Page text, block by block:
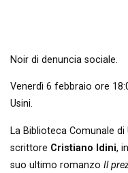
Noir di denuncia sociale.
Venerdì 6 febbraio ore
Usini.
La Biblioteca Comunale
scrittore Cristiano Idini,
suo ultimo romanzo Il